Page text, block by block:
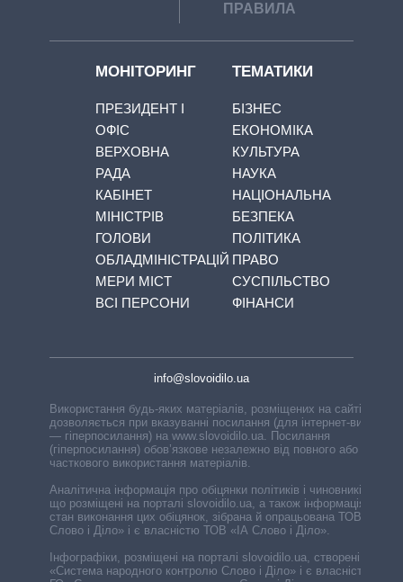
ПРАВИЛА
МОНІТОРИНГ
ПРЕЗИДЕНТ І
ОФІС
ВЕРХОВНА
РАДА
КАБІНЕТ
МІНІСТРІВ
ГОЛОВИ
ОБЛАДМІНІСТРАЦІЙ
МЕРИ МІСТ
ВСІ ПЕРСОНИ
ТЕМАТИКИ
БІЗНЕС
ЕКОНОМІКА
КУЛЬТУРА
НАУКА
НАЦІОНАЛЬНА
БЕЗПЕКА
ПОЛІТИКА
ПРАВО
СУСПІЛЬСТВО
ФІНАНСИ
info@slovoidilo.ua
Використання будь-яких матеріалів, розміщених на сайті,
дозволяється при вказуванні посилання (для інтернет-видань
— гіперпосилання) на www.slovoidilo.ua. Посилання
(гіперпосилання) обов’язкове незалежно від повного або
часткового використання матеріалів.
Аналітична інформація про обіцянки політиків і чиновників,
що розміщені на порталі slovoidilo.ua, а також інформація про
стан виконання цих обіцянок, зібрана й опрацьована ТОВ «ІА
Слово і Діло» і є власністю ТОВ «ІА Слово і Діло».
Інфографіки, розміщені на порталі slovoidilo.ua, створені ГО
«Система народного контролю Слово і Діло» і є власністю